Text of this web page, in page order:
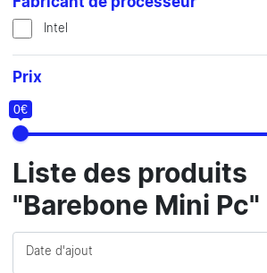
Intel
Prix
0€
Liste des produits
"Barebone Mini Pc"
Date d'ajout